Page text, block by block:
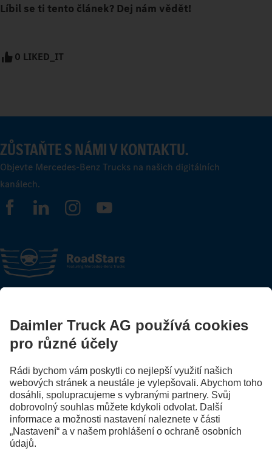
Líbil se ti tento článek? Dej nám vědět!
0 LIKED_IT
ZŮSTAŇTE S NÁMI V KONTAKTU.
Objevte Mercedes-Benz Trucks na našich digitálních
kanálech.
FOLLOW THE ROADSTARS.
Přidejte se k nám
Poskytovatel
Zásady ochrany osobních údajů